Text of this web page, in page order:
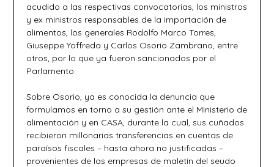
acudido a las respectivas convocatorias, los ministros
y ex ministros responsables de la importación de
alimentos, los generales Rodolfo Marco Torres,
Giuseppe Yoffreda y Carlos Osorio Zambrano, entre
otros, por lo que ya fueron sancionados por el
Parlamento.
Sobre Osorio, ya es conocida la denuncia que
formulamos en torno a su gestión ante el Ministerio de
alimentación y en CASA, durante la cual, sus cuñados
recibieron millonarias transferencias en cuentas de
paraísos fiscales – hasta ahora no justificadas –
provenientes de las empresas de maletín del seudo